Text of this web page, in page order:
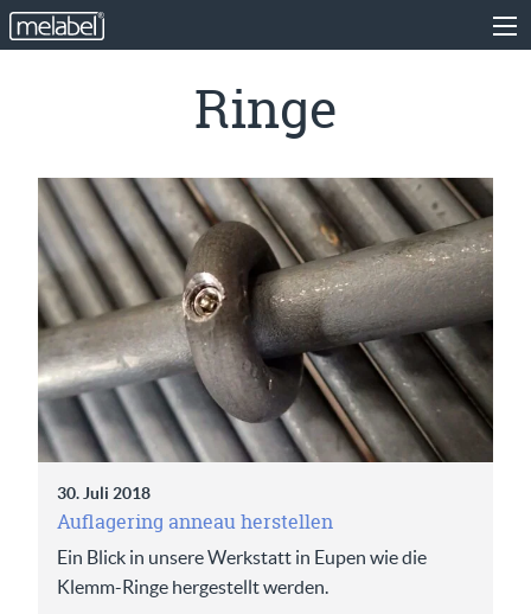
Ringe
30. Juli 2018
Auflagering anneau herstellen
Ein Blick in unsere Werkstatt in Eupen wie die
Klemm-Ringe hergestellt werden.